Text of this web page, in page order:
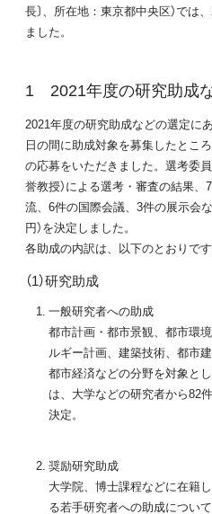
長〕、所在地：東京都中央区）では
ました。
2021年度の研究助成
2021年度の研究助成などの選定に
日の間に助成対象を募集したとこ
の応募をいただきました。選考委
誉教授）による選考・審査の結果
流、6件の国際会議、3件の展示会
円）を決定しました。
各助成の内訳は、以下のとおりです
（1）研究助成
一般研究者への助成
都市計画・都市景観、都市環
ルギー計画、建築技術、都市
都市経済などの分野を対象と
は、大学などの研究者から82
決定。
奨励研究助成
大学院、博士課程などに在籍
る若手研究者への助成につい